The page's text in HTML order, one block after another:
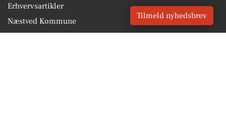
Erhvervsartikler
Næstved Kommune
Få en gratis salgsvurdering
Tilmeld nyhedsbrev